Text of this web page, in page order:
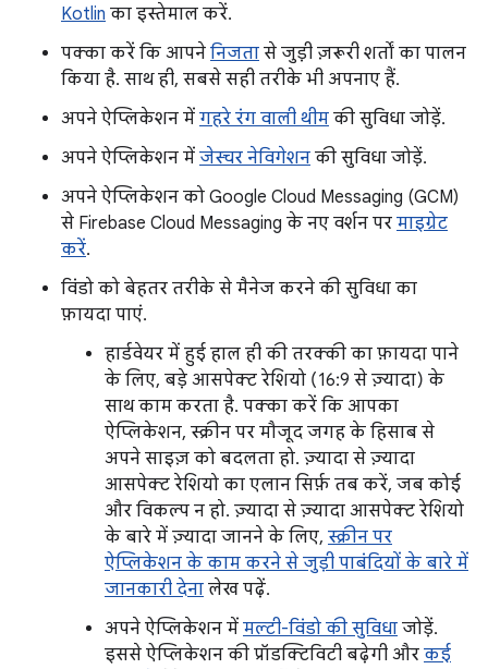
Kotlin का इस्तेमाल करें.
पक्का करें कि आपने निजता से जुड़ी ज़रूरी शर्तों का पालन
किया है. साथ ही, सबसे सही तरीके भी अपनाए हैं.
अपने ऐप्लिकेशन में गहरे रंग वाली थीम की सुविधा जोड़ें.
अपने ऐप्लिकेशन में जेस्चर नेविगेशन की सुविधा जोड़ें.
अपने ऐप्लिकेशन को Google Cloud Messaging (GCM)
से Firebase Cloud Messaging के नए वर्शन पर माइग्रेट
करें.
विंडो को बेहतर तरीके से मैनेज करने की सुविधा का
फ़ायदा पाएं.
हार्डवेयर में हुई हाल ही की तरक्की का फ़ायदा पाने
के लिए, बड़े आसपेक्ट रेशियो (16:9 से ज़्यादा) के
साथ काम करता है. पक्का करें कि आपका
ऐप्लिकेशन, स्क्रीन पर मौजूद जगह के हिसाब से
अपने साइज़ को बदलता हो. ज़्यादा से ज़्यादा
आसपेक्ट रेशियो का एलान सिर्फ़ तब करें, जब कोई
और विकल्प न हो. ज़्यादा से ज़्यादा आसपेक्ट रेशियो
के बारे में ज़्यादा जानने के लिए, स्क्रीन पर
ऐप्लिकेशन के काम करने से जुड़ी पाबंदियों के बारे में
जानकारी देना लेख पढ़ें.
अपने ऐप्लिकेशन में मल्टी-विंडो की सुविधा जोड़ें.
इससे ऐप्लिकेशन की प्रॉडक्टिविटी बढ़ेगी और कई